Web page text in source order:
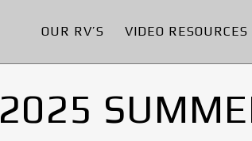
OUR RV’S VIDEO RESOURCES
2025